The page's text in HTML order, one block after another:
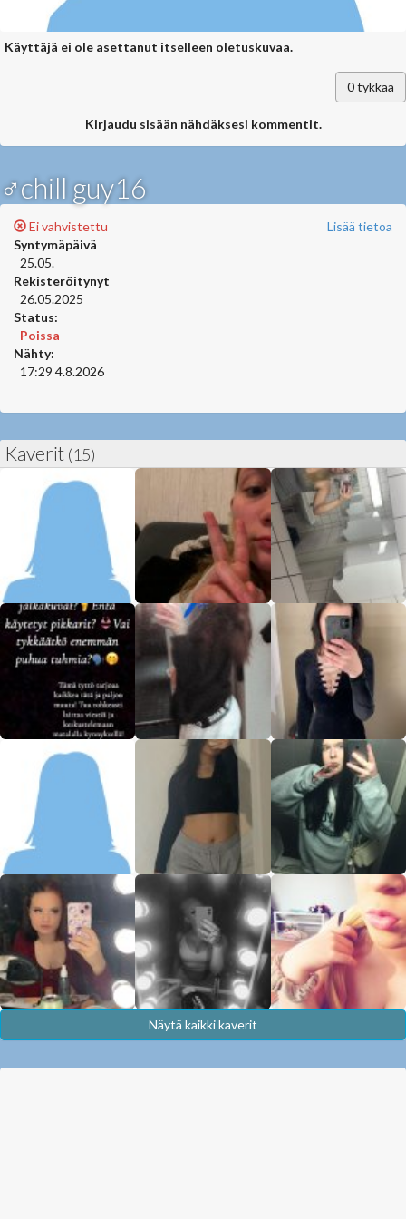
Käyttäjä ei ole asettanut itselleen oletuskuvaa.
0tykkää
Kirjaudu sisään nähdäksesi kommentit.
♂chill guy16
Lisää tietoa
Ei vahvistettu
Syntymäpäivä
25.05.
Rekisteröitynyt
26.05.2025
Status:
Poissa
Nähty:
17:29 4.8.2026
Kaverit (15)
Näytä kaikki kaverit